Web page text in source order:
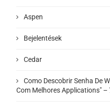
Aspen
Bejelentések
Cedar
Como Descobrir Senha De
Com Melhores Applications" –